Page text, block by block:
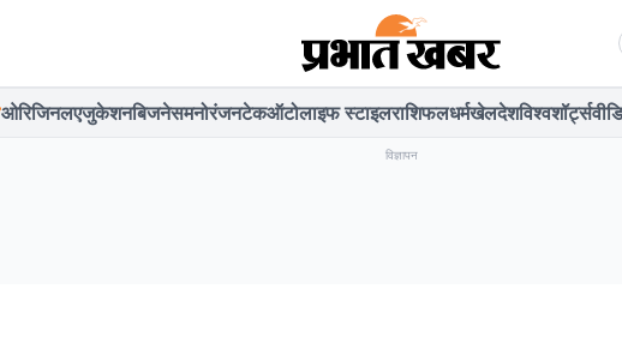
ओरिजिनलएजुकेशनबिजनेसमनोरंजनटेकऑटोलाइफ स्टाइलराशिफलधर्मखेलदेशविश्वशॉर्ट्स
विज्ञापन